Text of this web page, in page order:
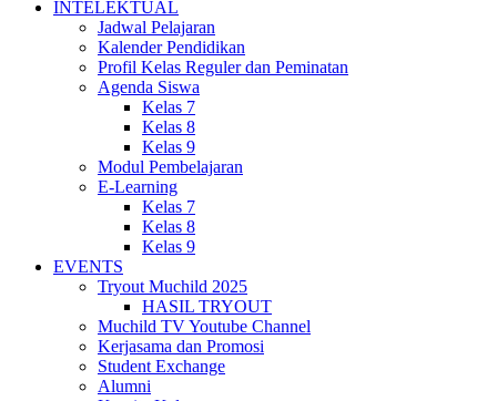
INTELEKTUAL
Jadwal Pelajaran
Kalender Pendidikan
Profil Kelas Reguler dan Peminatan
Agenda Siswa
Kelas 7
Kelas 8
Kelas 9
Modul Pembelajaran
E-Learning
Kelas 7
Kelas 8
Kelas 9
EVENTS
Tryout Muchild 2025
HASIL TRYOUT
Muchild TV Youtube Channel
Kerjasama dan Promosi
Student Exchange
Alumni